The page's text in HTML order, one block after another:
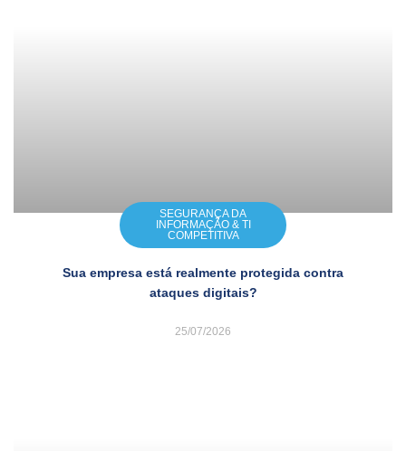
SEGURANÇA DA
INFORMAÇÃO & TI
COMPETITIVA
Sua empresa está realmente protegida contra
ataques digitais?
25/07/2026